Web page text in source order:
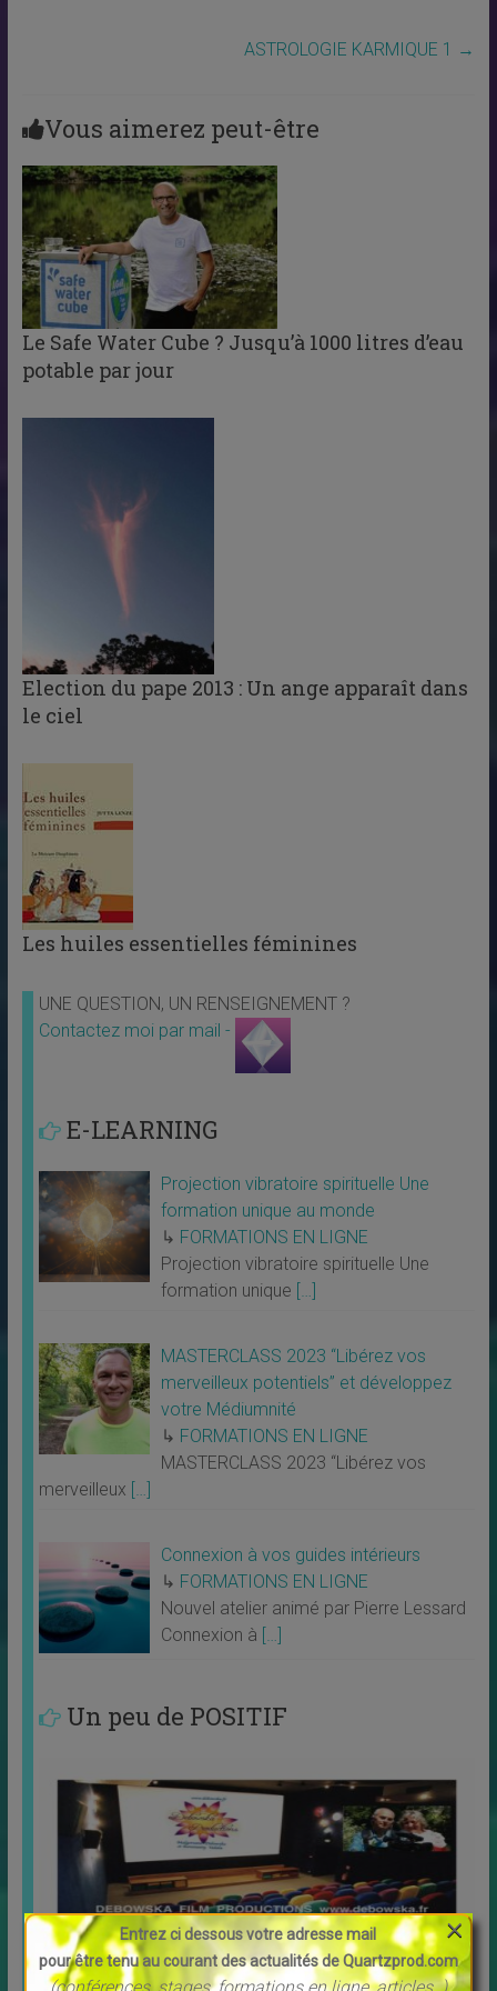
ASTROLOGIE KARMIQUE 1 →
Vous aimerez peut-être
Le Safe Water Cube ? Jusqu’à 1000 litres d’eau
potable par jour
Election du pape 2013 : Un ange apparaît dans
le ciel
Les huiles essentielles féminines
UNE QUESTION, UN RENSEIGNEMENT ?
Contactez moi par mail -
E-LEARNING
Projection vibratoire spirituelle Une
formation unique au monde
↳ FORMATIONS EN LIGNE
Projection vibratoire spirituelle Une
formation unique […]
MASTERCLASS 2023 “Libérez vos
merveilleux potentiels” et développez
votre Médiumnité
↳ FORMATIONS EN LIGNE
MASTERCLASS 2023 “Libérez vos
merveilleux […]
Connexion à vos guides intérieurs
↳ FORMATIONS EN LIGNE
Nouvel atelier animé par Pierre Lessard
Connexion à […]
Un peu de POSITIF
Entrez ci dessous votre adresse mail
pour être tenu au courant des actualités de Quartzprod.com
×